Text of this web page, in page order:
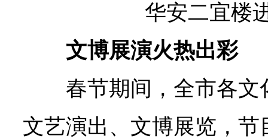
华安二宜楼
文博展演火热出彩
春节期间，全市各
文艺演出、文博展览，